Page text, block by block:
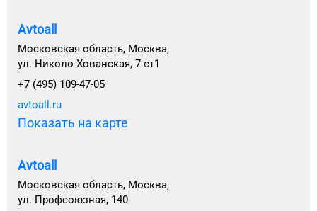
Avtoall
Московская область, Москва,
ул. Николо-Хованская, 7 ст1
+7 (495) 109-47-05
avtoall.ru
Показать на карте
Avtoall
Московская область, Москва,
ул. Профсоюзная, 140